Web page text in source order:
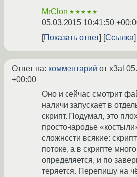
MrClon ★★★★★
05.03.2015 10:41:50
Показать ответ
Ссылка
Ответ на: комментарий от x3al
+00:00
Оно и сейчас смотрит
наличи запускает в
скрипт. Подумал, это
простонародье
сложности всякие:
потоке, а в скрипте
определяется, и по
теряется. Перепишу на